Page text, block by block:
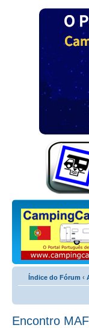
Índice do Fórum ‹
Encontro